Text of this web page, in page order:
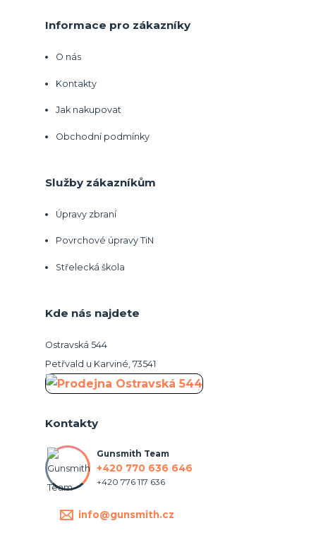
Informace pro zákazníky
O nás
Kontakty
Jak nakupovat
Obchodní podmínky
Služby zákazníkům
Úpravy zbraní
Povrchové úpravy TiN
Střelecká škola
Kde nás najdete
Ostravská 544
Petřvald u Karviné, 73541
Kontakty
Gunsmith Team
+420 770 636 646
+420 776 117 636
info@gunsmith.cz